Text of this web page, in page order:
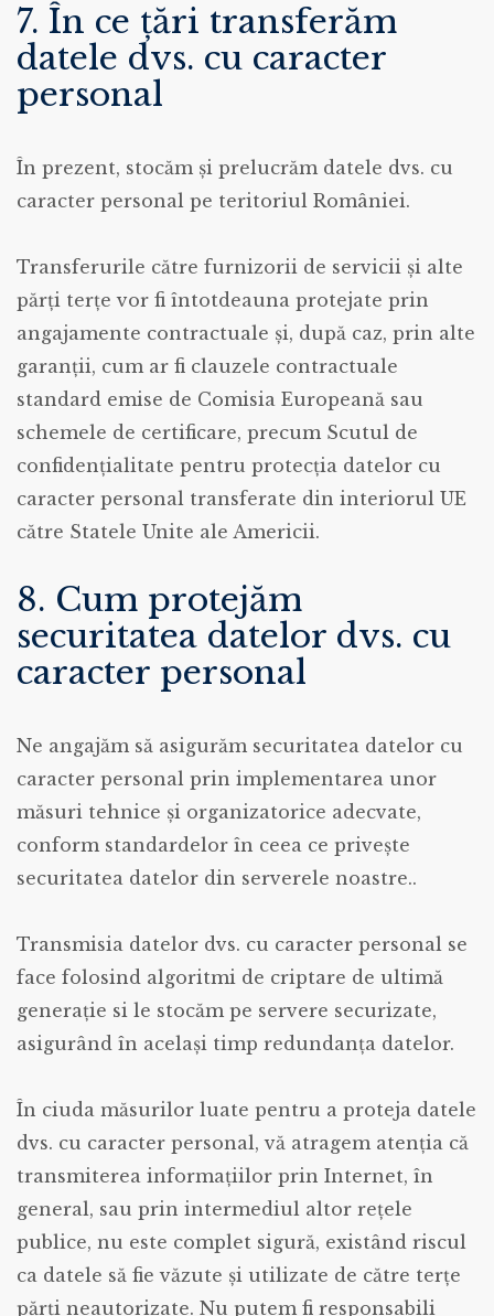
7. În ce țări transferăm
datele dvs. cu caracter
personal
În prezent, stocăm și prelucrăm datele dvs. cu
caracter personal pe teritoriul României.
Transferurile către furnizorii de servicii și alte
părți terțe vor fi întotdeauna protejate prin
angajamente contractuale și, după caz, prin alte
garanții, cum ar fi clauzele contractuale
standard emise de Comisia Europeană sau
schemele de certificare, precum Scutul de
confidențialitate pentru protecția datelor cu
caracter personal transferate din interiorul UE
către Statele Unite ale Americii.
8. Cum protejăm
securitatea datelor dvs. cu
caracter personal
Ne angajăm să asigurăm securitatea datelor cu
caracter personal prin implementarea unor
măsuri tehnice și organizatorice adecvate,
conform standardelor în ceea ce privește
securitatea datelor din serverele noastre..
Transmisia datelor dvs. cu caracter personal se
face folosind algoritmi de criptare de ultimă
generație si le stocăm pe servere securizate,
asigurând în acelaşi timp redundanța datelor.
În ciuda măsurilor luate pentru a proteja datele
dvs. cu caracter personal, vă atragem atenţia că
transmiterea informaţiilor prin Internet, în
general, sau prin intermediul altor reţele
publice, nu este complet sigură, existând riscul
ca datele să fie văzute şi utilizate de către terţe
părţi neautorizate. Nu putem fi responsabili